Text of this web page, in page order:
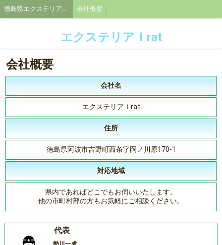
徳島県エクステリアＩrat 会社概要
エクステリアＩrat
会社概要
会社名
エクステリアＩrat
住所
徳島県阿波市吉野町西条字岡ノ川原170-1
対応地域
県内であればどこでもお伺いいたします。
他の市町村部の方もお気軽にご相談ください。
代表